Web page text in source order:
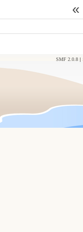
SMF 2.0.8|